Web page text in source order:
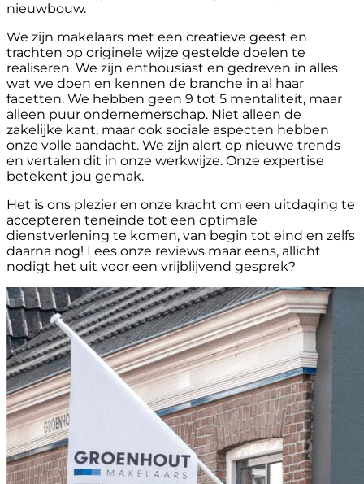
nieuwbouw.
We zijn makelaars met een creatieve geest en
trachten op originele wijze gestelde doelen te
realiseren. We zijn enthousiast en gedreven in alles
wat we doen en kennen de branche in al haar
facetten. We hebben geen 9 tot 5 mentaliteit, maar
alleen puur ondernemerschap. Niet alleen de
zakelijke kant, maar ook sociale aspecten hebben
onze volle aandacht. We zijn alert op nieuwe trends
en vertalen dit in onze werkwijze. Onze expertise
betekent jou gemak.
Het is ons plezier en onze kracht om een uitdaging te
accepteren teneinde tot een optimale
dienstverlening te komen, van begin tot eind en zelfs
daarna nog! Lees onze reviews maar eens, allicht
nodigt het uit voor een vrijblijvend gesprek?